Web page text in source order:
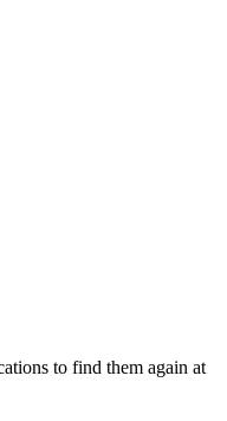
to find them again at